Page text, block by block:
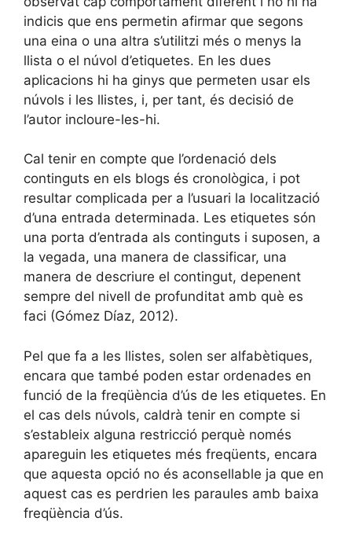
indicis que ens permetin afirmar que segons
una eina o una altra s’utilitzi més o menys la
llista o el núvol d’etiquetes. En les dues
aplicacions hi ha ginys que permeten usar els
núvols i les llistes, i, per tant, és decisió de
l’autor incloure-les-hi.
Cal tenir en compte que l’ordenació dels
continguts en els blogs és cronològica, i pot
resultar complicada per a l’usuari la localització
d’una entrada determinada. Les etiquetes són
una porta d’entrada als continguts i suposen, a
la vegada, una manera de classificar, una
manera de descriure el contingut, depenent
sempre del nivell de profunditat amb què es
faci (Gómez Díaz, 2012).
Pel que fa a les llistes, solen ser alfabètiques,
encara que també poden estar ordenades en
funció de la freqüència d’ús de les etiquetes. En
el cas dels núvols, caldrà tenir en compte si
s’estableix alguna restricció perquè només
apareguin les etiquetes més freqüents, encara
que aquesta opció no és aconsellable ja que en
aquest cas es perdrien les paraules amb baixa
freqüència d’ús.